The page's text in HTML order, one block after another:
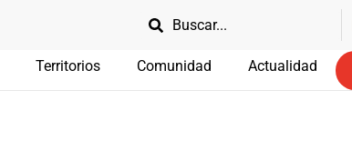
Territorios Comunidad Actualidad